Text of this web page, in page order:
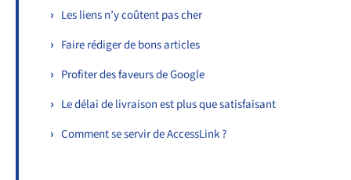
Les liens n’y coûtent pas cher
Faire rédiger de bons articles
Profiter des faveurs de Google
Le délai de livraison est plus que satisfaisant
Comment se servir de AccessLink ?